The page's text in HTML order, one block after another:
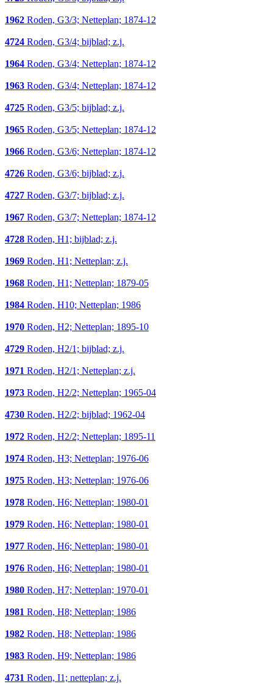
1962 Roden, G3/3; Netteplan; 1874-12
4724 Roden, G3/4; bijblad; z.j.
1964 Roden, G3/4; Netteplan; 1874-12
1963 Roden, G3/4; Netteplan; 1874-12
4725 Roden, G3/5; bijblad; z.j.
1965 Roden, G3/5; Netteplan; 1874-12
1966 Roden, G3/6; Netteplan; 1874-12
4726 Roden, G3/6; bijblad; z.j.
4727 Roden, G3/7; bijblad; z.j.
1967 Roden, G3/7; Netteplan; 1874-12
4728 Roden, H1; bijblad; z.j.
1969 Roden, H1; Netteplan; z.j.
1968 Roden, H1; Netteplan; 1879-05
1984 Roden, H10; Netteplan; 1986
1970 Roden, H2; Netteplan; 1895-10
4729 Roden, H2/1; bijblad; z.j.
1971 Roden, H2/1; Netteplan; z.j.
1973 Roden, H2/2; Netteplan; 1965-04
4730 Roden, H2/2; bijblad; 1962-04
1972 Roden, H2/2; Netteplan; 1895-11
1974 Roden, H3; Netteplan; 1976-06
1975 Roden, H3; Netteplan; 1976-06
1978 Roden, H6; Netteplan; 1980-01
1979 Roden, H6; Netteplan; 1980-01
1977 Roden, H6; Netteplan; 1980-01
1976 Roden, H6; Netteplan; 1980-01
1980 Roden, H7; Netteplan; 1970-01
1981 Roden, H8; Netteplan; 1986
1982 Roden, H8; Netteplan; 1986
1983 Roden, H9; Netteplan; 1986
4731 Roden, I1; netteplan; z.j.